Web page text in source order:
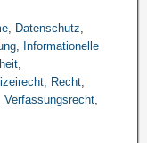
, Datenschutz,
, Informationelle
,
, Recht,
Verfassungsrecht,